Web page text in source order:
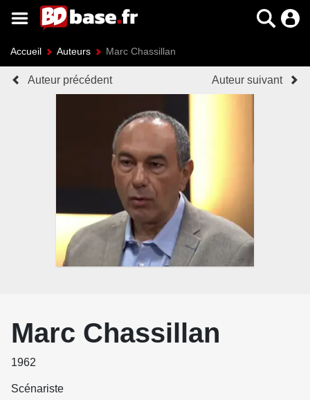
Accueil Auteurs Marc Chassillan
Auteur précédent Auteur suivant
Marc Chassillan
1962
Scénariste